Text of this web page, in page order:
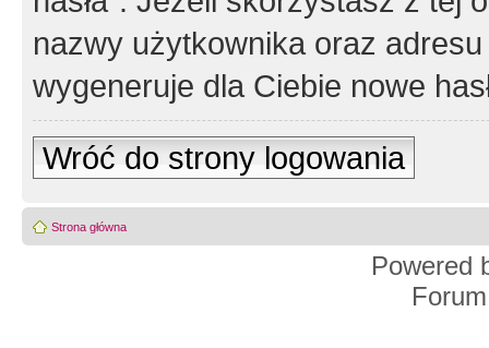
nazwy użytkownika oraz
wygeneruje dla Ciebie nowe
Wróć do strony logowania
Strona główna
Powered